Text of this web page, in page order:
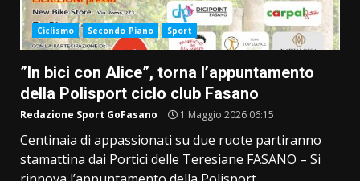
Ciclismo Secondo Piano Sport
”In bici con Alice”, torna l’appuntamento
della Polisport ciclo club Fasano
Redazione Sport GoFasano 1 Maggio 2026 06:15
Centinaia di appassionati su due ruote partiranno
stamattina dai Portici delle Teresiane FASANO – Si